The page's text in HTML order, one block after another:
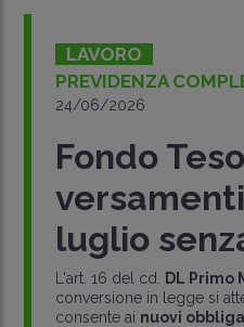
LAVORO
PREVIDENZA
24/06/2026
Fondo
luglio
L'art. 16 del cd. DL Primo
conversione in legge si
consente ai nuovi